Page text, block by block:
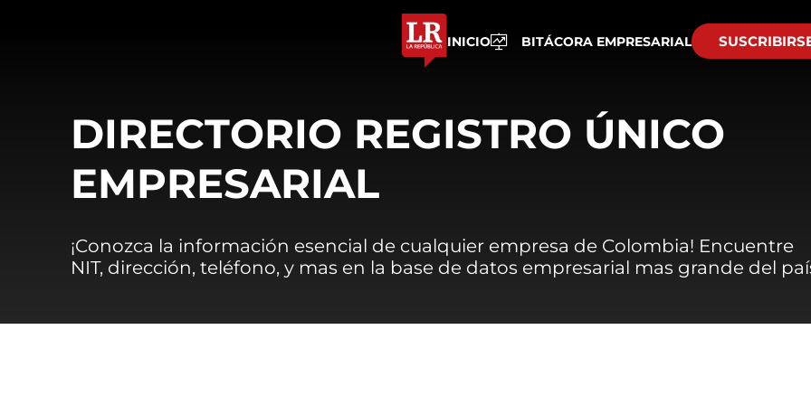
INICIO BITÁCORA EMPRESARIAL
DIRECTORIO REGISTRO ÚNICO
EMPRESARIAL
¡Conozca la información esencial de cualquier empresa de Colombia! Encuentre
NIT, dirección, teléfono, y mas en la base de datos empresarial mas grande del